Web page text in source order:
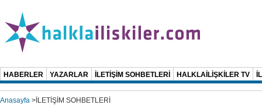
HABERLER YAZARLAR İLETİŞİM SOHBETLERİ HALKLAİLİŞKİLER TV
Anasayfa > İLETİŞİM SOHBETLERİ